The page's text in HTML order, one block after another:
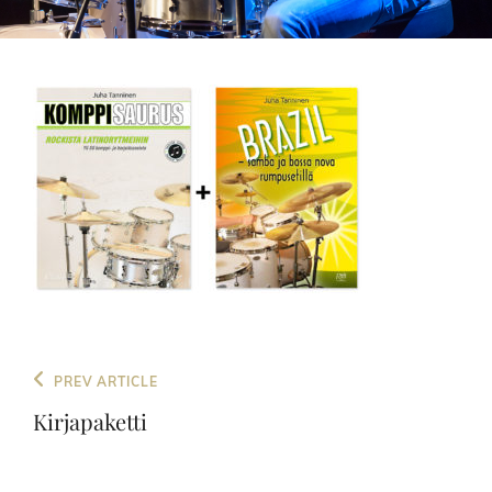
Artikkelien
selaus
Previous
Post
PREV ARTICLE
Kirjapaketti